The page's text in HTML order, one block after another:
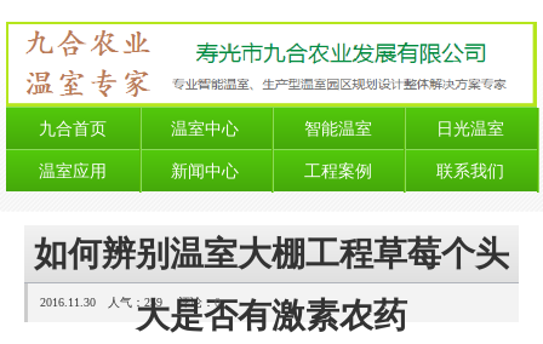
九合首页 温室中心 智能温室 日光温室
温室应用 新闻中心 工程案例 联系我们
如何辨别温室大棚工程草莓个头
大是否有激素农药
2016.11.30 人气： 259 评论：0